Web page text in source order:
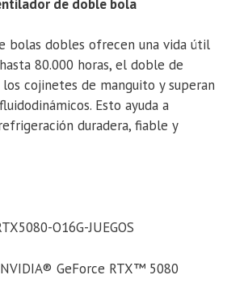
de doble bola
bolas dobles ofrecen una vida útil
80.000 horas, el doble de
cojinetes de manguito y superan
Esto ayuda a
duradera, fiable y
O16G-JUEGOS
NVIDIA® GeForce RTX™ 5080